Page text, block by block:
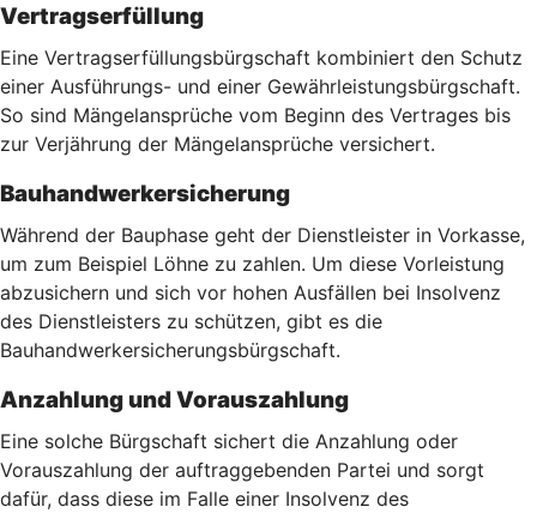
Vertragserfüllung
Eine Vertragserfüllungsbürgschaft kombiniert den Schutz
einer Ausführungs- und einer Gewährleistungsbürgschaft.
So sind Mängelansprüche vom Beginn des Vertrages bis
zur Verjährung der Mängelansprüche versichert.
Bauhandwerkersicherung
Während der Bauphase geht der Dienstleister in Vorkasse,
um zum Beispiel Löhne zu zahlen. Um diese Vorleistung
abzusichern und sich vor hohen Ausfällen bei Insolvenz
des Dienstleisters zu schützen, gibt es die
Bauhandwerkersicherungsbürgschaft.
Anzahlung und Vorauszahlung
Eine solche Bürgschaft sichert die Anzahlung oder
Vorauszahlung der auftraggebenden Partei und sorgt
dafür, dass diese im Falle einer Insolvenz des